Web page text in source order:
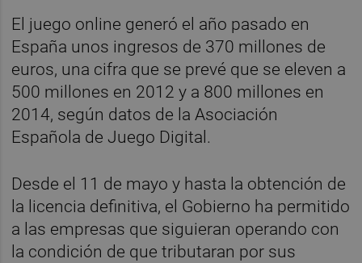
El juego online generó el año pasado en
España unos ingresos de 370 millones de
euros, una cifra que se prevé que se eleven a
500 millones en 2012 y a 800 millones en
2014, según datos de la Asociación
Española de Juego Digital.
Desde el 11 de mayo y hasta la obtención de
la licencia definitiva, el Gobierno ha permitido
a las empresas que siguieran operando con
la condición de que tributaran por sus